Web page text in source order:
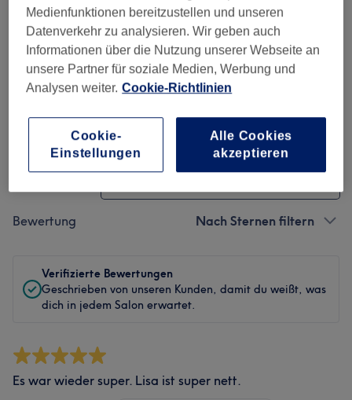
Sauberkeit
Service
Bewertungen filtern
Bewertung Nach Sternen filtern
Verifizierte Bewertungen
Geschrieben von unseren Kunden, damit du weißt, was
dich in jedem Salon erwartet.
Es war wieder super. Lisa ist super nett.
Medienfunktionen bereitzustellen und unseren
Datenverkehr zu analysieren. Wir geben auch
Informationen über die Nutzung unserer Webseite an
unsere Partner für soziale Medien, Werbung und
Analysen weiter. Cookie-Richtlinien
Cookie-
Einstellungen
Alle Cookies
akzeptieren